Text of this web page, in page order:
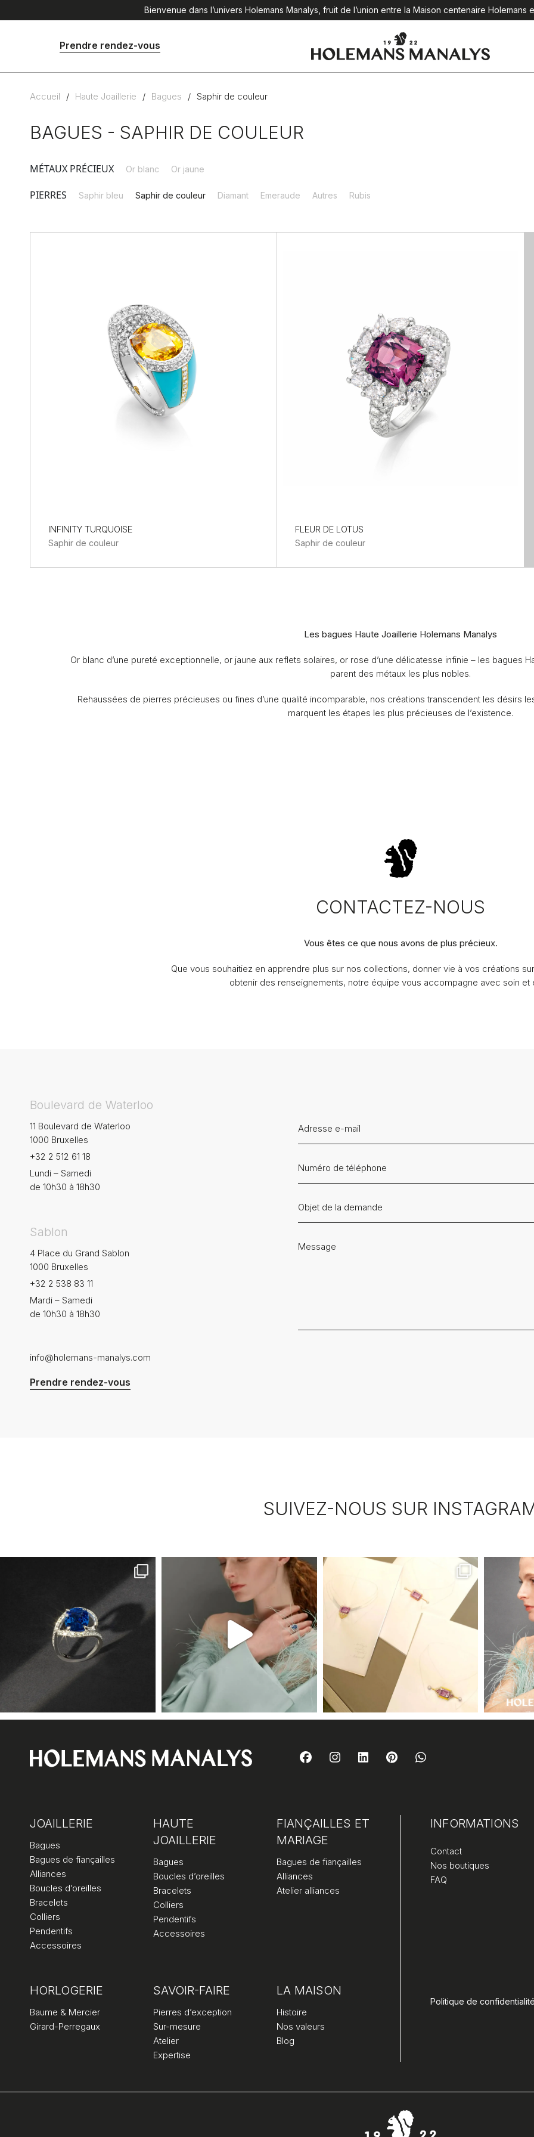
Bienvenue dans l’univers Holemans Manalys, fruit de l’union entre la Maison centenaire Holemans
Prendre rendez-vous
Accueil / Haute Joaillerie / Bagues / Saphir de couleur
BAGUES - SAPHIR DE COULEUR
MÉTAUX PRÉCIEUX Or blanc Or jaune
PIERRES Saphir bleu Saphir de couleur Diamant Emeraude Autres Rubis
INFINITY TURQUOISE
Saphir de couleur
FLEUR DE LOTUS
Saphir de couleur
Les bagues Haute Joaillerie Holemans Manalys
Or blanc d’une pureté exceptionnelle, or jaune aux reflets solaires, or rose d’une délicatesse infinie – les bagues
parent des métaux les plus nobles.
Rehaussées de pierres précieuses ou fines d’une qualité incomparable, nos créations transcendent les désirs
marquent les étapes les plus précieuses de l’existence.
CONTACTEZ-NOUS
Vous êtes ce que nous avons de plus précieux.
Que vous souhaitiez en apprendre plus sur nos collections, donner vie à vos créations
obtenir des renseignements, notre équipe vous accompagne avec soin et
Boulevard de Waterloo
11 Boulevard de Waterloo
1000 Bruxelles
+32 2 512 61 18
Lundi – Samedi
de 10h30 à 18h30
Sablon
4 Place du Grand Sablon
1000 Bruxelles
+32 2 538 83 11
Mardi – Samedi
de 10h30 à 18h30
info@holemans-manalys.com
Prendre rendez-vous
SUIVEZ-NOUS SUR
JOAILLERIE
Bagues
Bagues de fiançailles
Alliances
Boucles d’oreilles
Bracelets
Colliers
Pendentifs
Accessoires
HAUTE
JOAILLERIE
Bagues
Boucles d’oreilles
Bracelets
Colliers
Pendentifs
Accessoires
FIANÇAILLES ET
MARIAGE
Bagues de fiançailles
Alliances
Atelier alliances
HORLOGERIE
Baume & Mercier
Girard-Perregaux
SAVOIR-FAIRE
Pierres d’exception
Sur-mesure
Atelier
Expertise
LA MAISON
Histoire
Nos valeurs
Blog
INFORMATIONS
Contact
Nos boutiques
FAQ
Politique de